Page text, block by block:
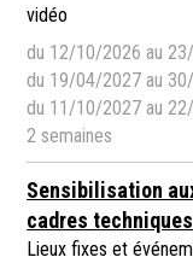
vidéo
du 12/10/2026 au
du 19/04/2027 au
du 11/10/2027 au
2 semaines
Sensibilisation
cadres techniques
Lieux fixes et